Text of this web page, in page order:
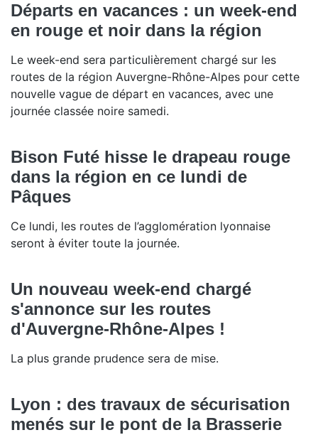
Départs en vacances : un week-end
en rouge et noir dans la région
Le week-end sera particulièrement chargé sur les
routes de la région Auvergne-Rhône-Alpes pour cette
nouvelle vague de départ en vacances, avec une
journée classée noire samedi.
Bison Futé hisse le drapeau rouge
dans la région en ce lundi de
Pâques
Ce lundi, les routes de l’agglomération lyonnaise
seront à éviter toute la journée.
Un nouveau week-end chargé
s'annonce sur les routes
d'Auvergne-Rhône-Alpes !
La plus grande prudence sera de mise.
Lyon : des travaux de sécurisation
menés sur le pont de la Brasserie